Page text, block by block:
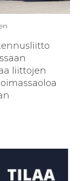
liittojen